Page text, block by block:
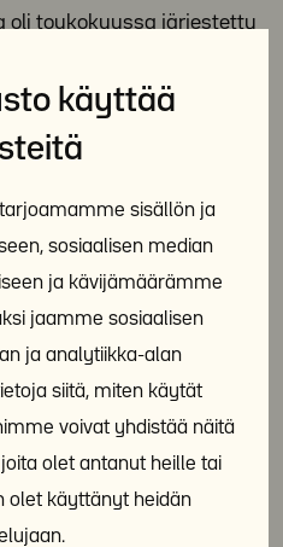
käyttää
sisällön ja
sosiaalisen median
ja kävijämäärämme
jaamme sosiaalisen
ja analytiikka-alan
siitä, miten käytät
voivat yhdistää näitä
olet antanut heille tai
olet käyttänyt heidän
oli toukokuussa järjestetty
Seminaari kokosi
huiput ympäri
edustettuna 5 mannerta.
vahvistaa
sekä ymmärrystä, miten
onnistutaan.
päättäjiin jakoivat
poistaminen
ratkaisuja.
Suomen vahvuudet